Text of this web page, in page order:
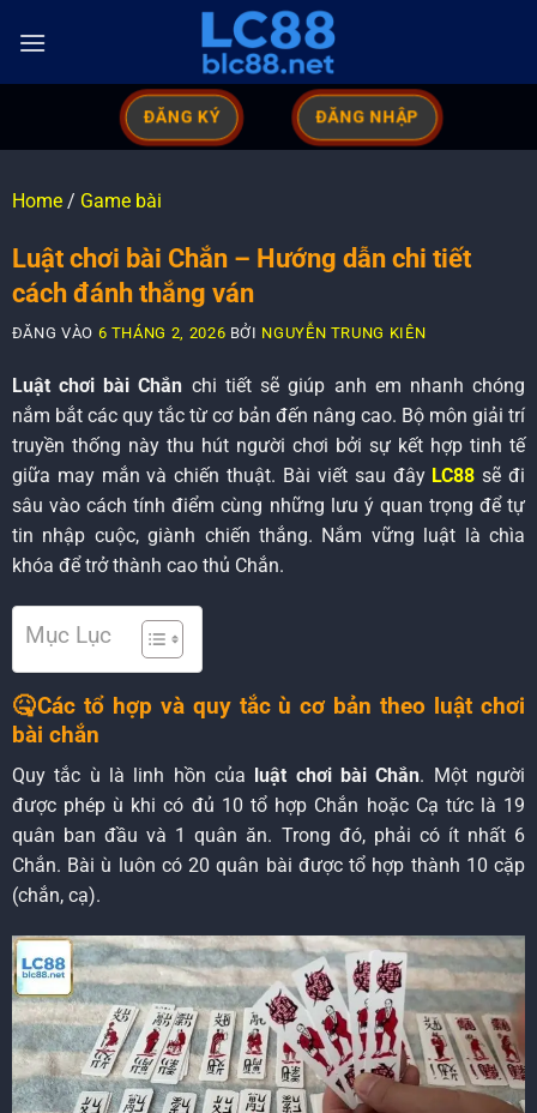
ĐĂNG KÝ ĐĂNG NHẬP
Home/ Game bài
Luật chơi bài Chắn – Hướng dẫn chi tiết
cách đánh thắng ván
ĐĂNG VÀO 6 THÁNG 2, 2026 BỞI NGUYỄN TRUNG KIÊN
Luật chơi bài Chắn chi tiết sẽ giúp anh em nhanh chóng
nắm bắt các quy tắc từ cơ bản đến nâng cao. Bộ môn giải trí
truyền thống này thu hút người chơi bởi sự kết hợp tinh tế
giữa may mắn và chiến thuật. Bài viết sau đây LC88 sẽ đi
sâu vào cách tính điểm cùng những lưu ý quan trọng để tự
tin nhập cuộc, giành chiến thắng. Nắm vững luật là chìa
khóa để trở thành cao thủ Chắn.
Mục Lục
🤒Các tổ hợp và quy tắc ù cơ bản theo luật chơi
bài chắn
Quy tắc ù là linh hồn của luật chơi bài Chắn. Một người
được phép ù khi có đủ 10 tổ hợp Chắn hoặc Cạ tức là 19
quân ban đầu và 1 quân ăn. Trong đó, phải có ít nhất 6
Chắn. Bài ù luôn có 20 quân bài được tổ hợp thành 10 cặp
(chắn, cạ).